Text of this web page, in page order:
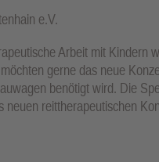
e.V.
Arbeit mit Kindern
gerne das neue
benötigt wird. Die
reittherapeutischen